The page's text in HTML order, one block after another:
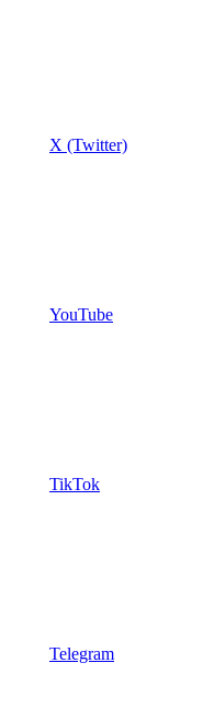
X (Twitter)
YouTube
TikTok
Telegram